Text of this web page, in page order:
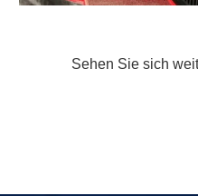
Sehen Sie sich